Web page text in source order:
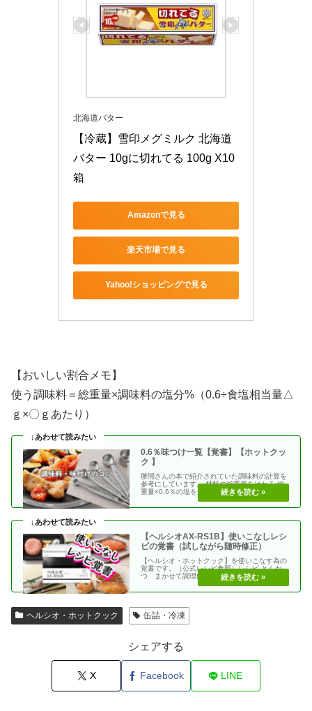
北海道バター
【冷蔵】雪印メグミルク 北海道
バター 10gに切れてる 100g X10
箱
Amazonで見る
楽天市場で見る
Yahoo!ショッピングで見る
【おいしい割合メモ】
使う調味料＝総重量×調味料の塩分%（0.6÷食塩相当量△
ｇ×〇ｇあたり）
0.6％味つけ一覧【覚書】【ホットクッ
ク 】
勝間さんの本で紹介されていた調味料の計算を
参考にしています。 材料の総重量をはかる 総
重量×0.6％の塩を加える 使う調味料＝（総重
【ヘルシオAX-RS1B】使いこなしレシ
ピの覚書（試しながら随時修正）
【ヘルシオ・ホットクック】を使いこなす為の
覚書です。（公式レシピ参照）レシピ とんか
つ まかせて調理(網焼き・揚げる) エビフラ
ヘルシオ・ホットクック 缶詰・冷凍
シェアする
X Facebook LINE